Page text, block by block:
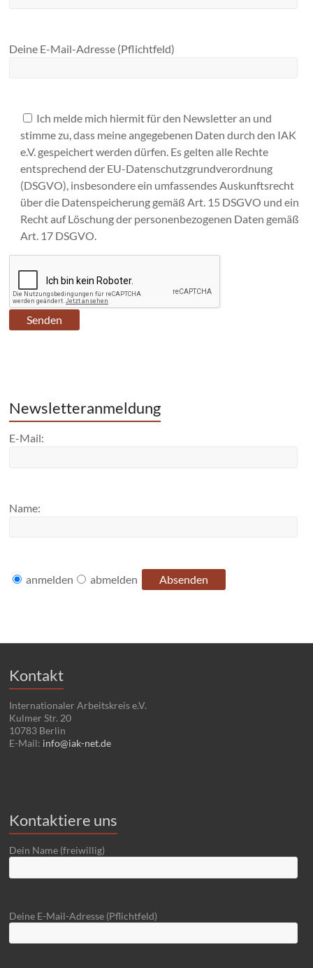
Deine E-Mail-Adresse (Pflichtfeld)
Ich melde mich hiermit für den Newsletter an und
stimme zu, dass meine angegebenen Daten durch den IAK
e.V. gespeichert werden dürfen. Es gelten alle Rechte
entsprechend der EU-Datenschutzgrundverordnung
(DSGVO), insbesondere ein umfassendes Auskunftsrecht
über die Datenspeicherung gemäß Art. 15 DSGVO und ein
Recht auf Löschung der personenbezogenen Daten gemäß
Art. 17 DSGVO.
Newsletteranmeldung
E-Mail:
Name:
anmelden abmelden
Kontakt
Internationaler Arbeitskreis e.V.
Kulmer Str. 20
10783 Berlin
E-Mail: info@iak-net.de
Kontaktiere uns
Dein Name (freiwillig)
Deine E-Mail-Adresse (Pflichtfeld)